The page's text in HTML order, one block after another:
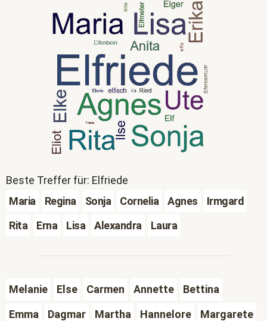
Beste Treffer für: Elfriede
Maria
Regina Sonja Cornelia Agnes
Irmgard
Rita
Erna Lisa Alexandra Laura
Melanie Else Carmen Annette
Bettina
Emma
Dagmar Martha Hannelore
Margarete